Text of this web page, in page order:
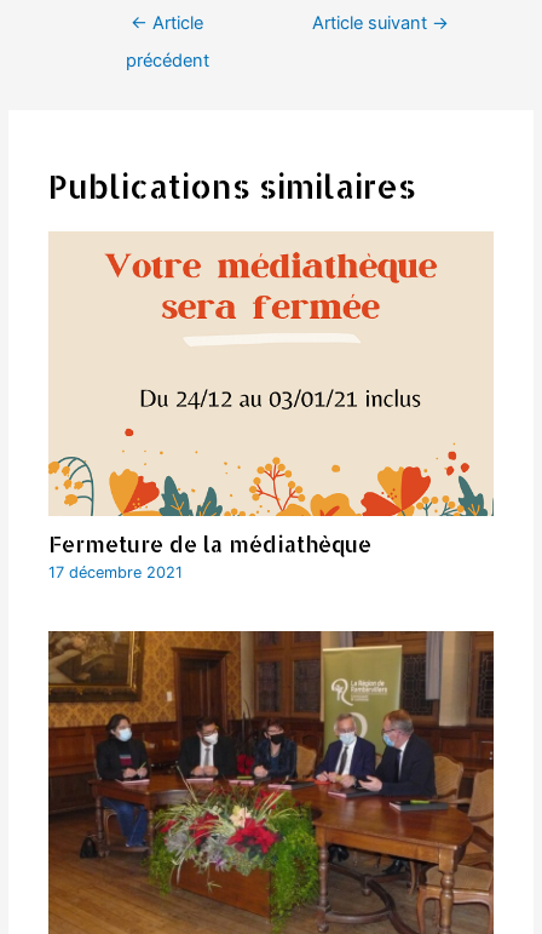
Navigation← Article
précédent
Article suivant →
Publications similaires
Fermeture de la médiathèque
17 décembre 2021